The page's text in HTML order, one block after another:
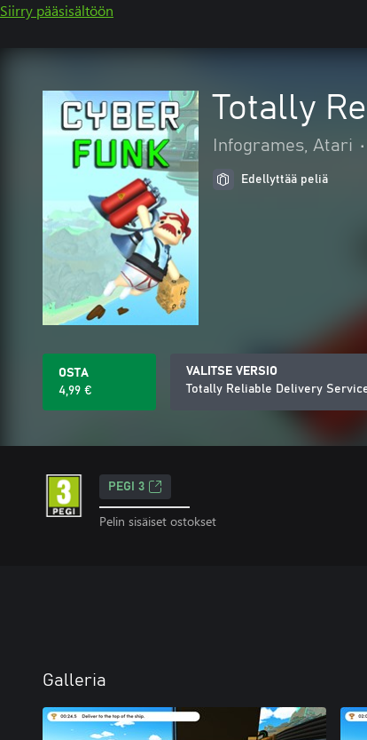
Siirry pääsisältöön
Totally
Infogrames, Atari •
Edellyttää peliä
OSTA
4,99 €
VALITSE VERSIO
Totally Reliable Delivery
PEGI 3
Pelin sisäiset ostokset
Galleria